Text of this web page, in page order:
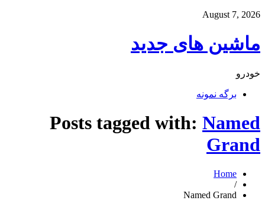
August 7, 2026
ماشین های جدید
خودرو
برگه نمونه
Posts tagged with: Named
Grand
Home
/
Named Grand